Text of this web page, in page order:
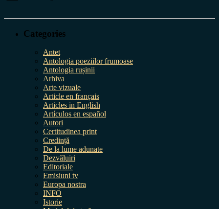
Categories
Antet
Antologia poeziilor frumoase
Antologia rușinii
Arhiva
Arte vizuale
Article en français
Articles in English
Artículos en español
Autori
Certitudinea print
Credință
De la lume adunate
Dezvăluiri
Editoriale
Emisiuni tv
Europa nostra
INFO
Istorie